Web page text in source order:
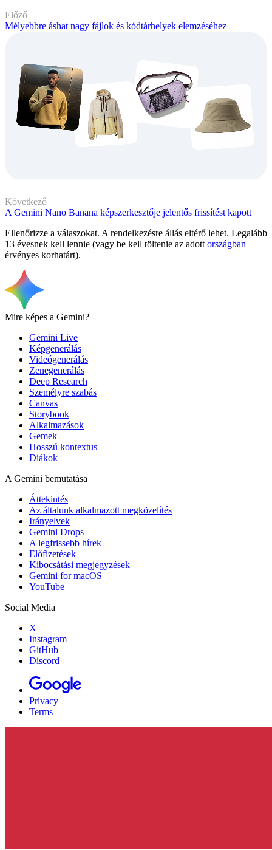
Előző
Mélyebbre áshat nagy fájlok és kódtárhelyek elemzéséhez
Következő
A Gemini Nano Banana képszerkesztője jelentős frissítést kapott
Ellenőrizze a válaszokat. A rendelkezésre állás eltérő lehet. Legalább
13 évesnek kell lennie (vagy be kell töltenie az adott országban
érvényes korhatárt).
Mire képes a Gemini?
Gemini Live
Képgenerálás
Videógenerálás
Zenegenerálás
Deep Research
Személyre szabás
Canvas
Storybook
Alkalmazások
Gemek
Hosszú kontextus
Diákok
A Gemini bemutatása
Áttekintés
Az általunk alkalmazott megközelítés
Irányelvek
Gemini Drops
A legfrissebb hírek
Előfizetések
Kibocsátási megjegyzések
Gemini for macOS
YouTube
Social Media
X
Instagram
GitHub
Discord
Privacy
Terms